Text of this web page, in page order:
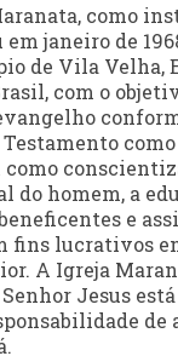
como
janeiro de
de Vila Velha,
com o
como
do homem, a
e
fins lucrativos
A Igreja
Jesus
de